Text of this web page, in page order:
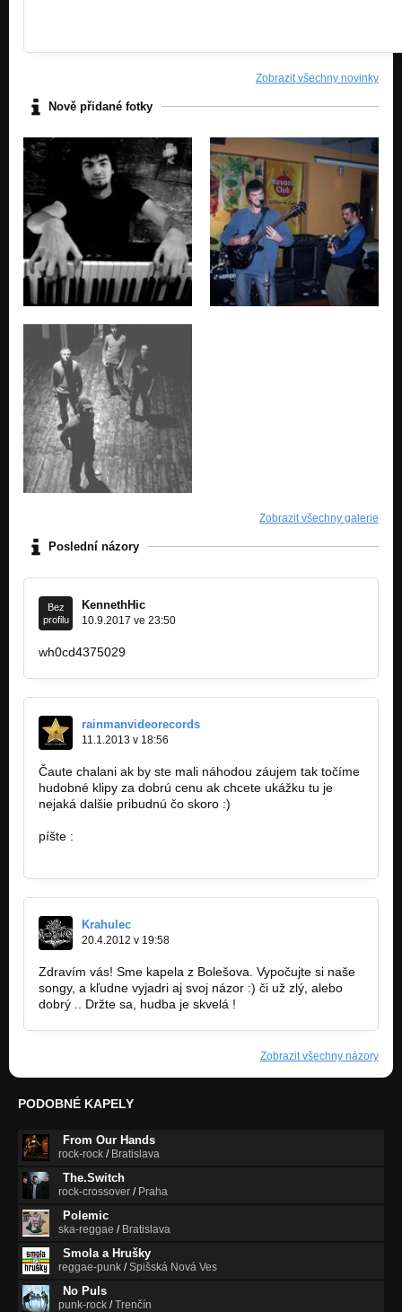
Zobrazit všechny novinky
Nově přidané fotky
Zobrazit všechny galerie
Poslední názory
Bez
profilu
KennethHic
10.9.2017 ve 23:50
wh0cd4375029
rainmanvideorecords
11.1.2013 v 18:56
Čaute chalani ak by ste mali náhodou záujem tak točíme
hudobné klipy za dobrú cenu ak chcete ukážku tu je
nejaká dalšie pribudnú čo skoro :)
píšte :
Krahulec
20.4.2012 v 19:58
Zdravím vás! Sme kapela z Bolešova. Vypočujte si naše
songy, a kľudne vyjadri aj svoj názor :) či už zlý, alebo
dobrý .. Držte sa, hudba je skvelá !
Zobrazit všechny názory
PODOBNÉ KAPELY
From Our Hands
rock-rock / Bratislava
The.Switch
rock-crossover / Praha
Polemic
ska-reggae / Bratislava
Smola a Hrušky
reggae-punk /Spišská Nová Ves
No Puls
punk-rock /Trenčín